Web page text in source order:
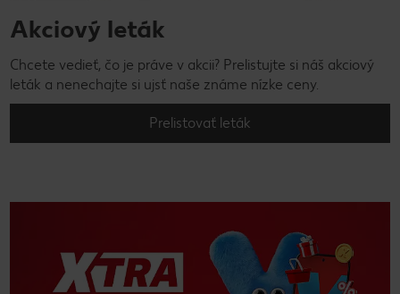
Akciový leták
Chcete vedieť, čo je práve v akcii? Prelistujte si náš akciový
leták a nenechajte si ujsť naše známe nízke ceny.
Prelistovať leták